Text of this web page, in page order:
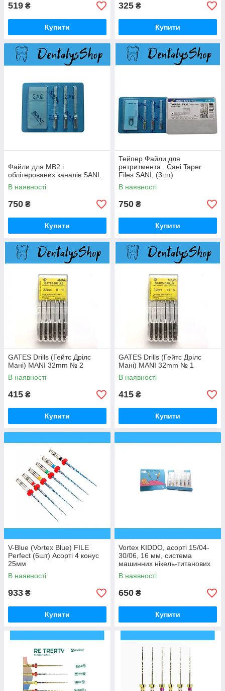
519 ₴
Купити
325 ₴
Купити
Файли для MB2 і
облітерованих каналів SANI.
В наявності
750 ₴
Купити
Тейпер Файли для
ретритмента , Сані Taper
Files SANI, (3шт)
В наявності
750 ₴
Купити
GATES Drills (Гейтс Дрілc
Мані) MANI 32mm № 2
В наявності
415 ₴
Купити
GATES Drills (Гейтс Дрілc
Мані) MANI 32mm № 1
В наявності
415 ₴
Купити
V-Blue (Vortex Blue) FILE
Perfect (6шт) Асорті 4 конус
25мм
В наявності
933 ₴
Купити
Vortex KIDDO, асорті 15/04-
30/06, 16 мм, система
машинних нікель-титанових
профайлів для ДІТЕЙ, 6 шт
В наявності
650 ₴
Купити